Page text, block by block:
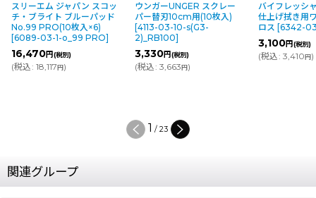
スリーエム ジャパン スコッ
チ・ブライト ブルーパッド
No.99 PRO(10枚入×6)
6089-03-1-o_99 PRO]
16,470円(税別)
税込: 18,117円)
ウンガーUNGER スクレー
パー替刃10cm用(10枚入)
4113-03-10-s(G3-
2)_RB100]
3,330円(税別)
税込: 3,663円)
バイフレッシ
仕上げ拭き用
ロス [6342-03-
3,100円(税別)
税込: 3,410円)
2 /23
関連グループ